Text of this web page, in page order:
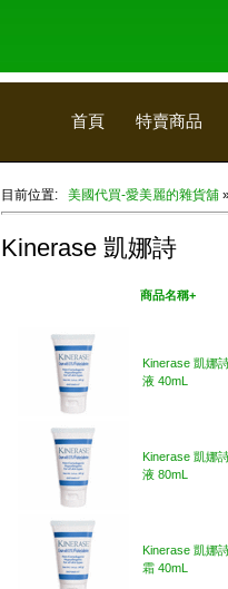
首頁 特賣商品
目前位置: 美國代買-愛美麗的雜貨舖
Kinerase 凱娜詩
商品名稱+
Kinerase 凱娜
液 40mL
Kinerase 凱娜
液 80mL
Kinerase 凱娜
霜 40mL